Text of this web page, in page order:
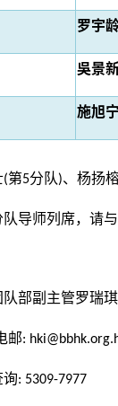
罗宇
吳景
施旭
第5分队)、杨扬
导师列席，请与
部副主管罗瑞
邮:
询: 5309-7977